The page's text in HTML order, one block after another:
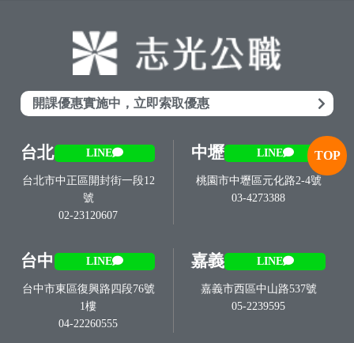
開課優惠實施中，立即索取優惠
台北 LINE
台北市中正區開封街一段12
號
02-23120607
中壢 LINE
桃園市中壢區元化路2-4號
03-4273388
台中 LINE
台中市東區復興路四段76號
1樓
04-22260555
嘉義 LINE
嘉義市西區中山路537號
05-2239595
TOP